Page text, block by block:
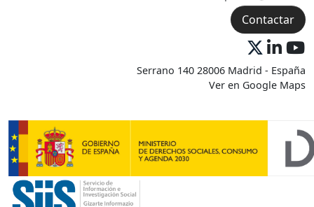
Contactar
Serrano 140 28006 Madrid - España
Ver en Google Maps